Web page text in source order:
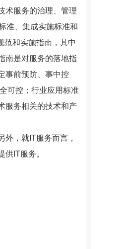
术服务的治理、管理
准、集成实施标准和
范和实施指南，其中
南是对服务的落地指
事前预防、事中控
可控；行业应用标准
服务相关的技术和产
，就IT服务而言，
IT服务。